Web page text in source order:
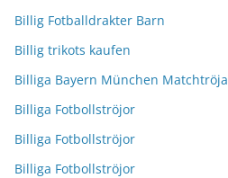
Billig Fotballdrakter Barn
Billig trikots kaufen
Billiga Bayern München Matchtröja
Billiga Fotbollströjor
Billiga Fotbollströjor
Billiga Fotbollströjor